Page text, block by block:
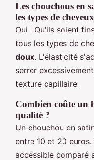
Les chouchous en
les types de
Oui ! Qu'ils soient
tous les types de
doux. L'élasticité
serrer
texture capillaire.
Combien coûte un
qualité ?
Un chouchou en
entre 10 et 20
accessible comparé